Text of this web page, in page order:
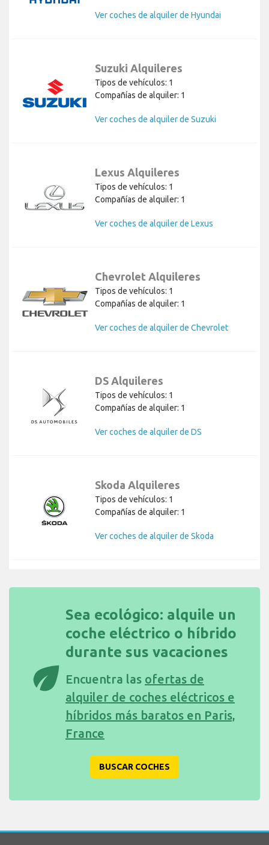
Ver coches de alquiler de Hyundai
Suzuki Alquileres
Tipos de vehículos: 1
Compañías de alquiler: 1
Ver coches de alquiler de Suzuki
Lexus Alquileres
Tipos de vehículos: 1
Compañías de alquiler: 1
Ver coches de alquiler de Lexus
Chevrolet Alquileres
Tipos de vehículos: 1
Compañías de alquiler: 1
Ver coches de alquiler de Chevrolet
DS Alquileres
Tipos de vehículos: 1
Compañías de alquiler: 1
Ver coches de alquiler de DS
Skoda Alquileres
Tipos de vehículos: 1
Compañías de alquiler: 1
Ver coches de alquiler de Skoda
eco
Sea ecológico: alquile un
coche eléctrico o híbrido
durante sus vacaciones
Encuentra las ofertas de
alquiler de coches eléctricos e
híbridos más baratos en Paris,
France
BUSCAR COCHES